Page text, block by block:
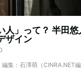
人」って？ 半田
ザイン
集：石澤萌（CINRA.NET編